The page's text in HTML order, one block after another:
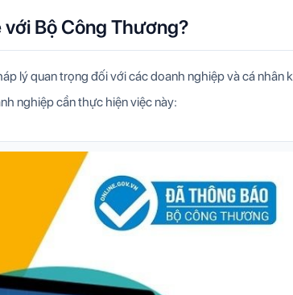
Bộ Công Thương?
lý quan trọng đối với các doanh nghiệp và cá nhân
nghiệp cần thực hiện việc này: